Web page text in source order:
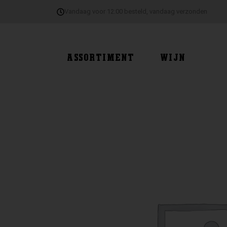
ASSORTIMENT WIJN